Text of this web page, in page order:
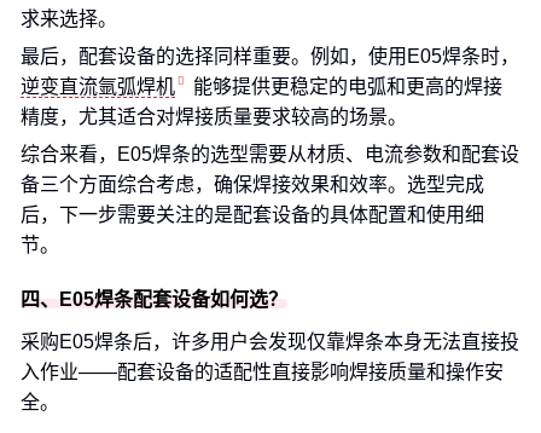
求来选择。
最后，配套设备的选择同样重要。例如，使用E05焊条时，
逆变直流氩弧焊机
能够提供更稳定的电弧和更高的焊接
精度，尤其适合对焊接质量要求较高的场景。
综合来看，E05焊条的选型需要从材质、电流参数和配套设
备三个方面综合考虑，确保焊接效果和效率。选型完成
后，下一步需要关注的是配套设备的具体配置和使用细
节。
四、E05焊条配套设备如何选？
采购E05焊条后，许多用户会发现仅靠焊条本身无法直接投
入作业——配套设备的适配性直接影响焊接质量和操作安
全。